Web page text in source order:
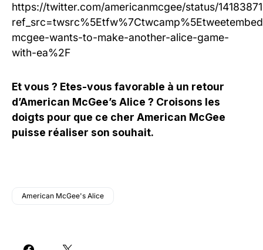
https://twitter.com/americanmcgee/status/
mcgee-wants-to-make-another-alice-game-
with-ea%2F
Et vous ? Etes-vous favorable à un retour
d’American McGee’s Alice ? Croisons les
doigts pour que ce cher American McGee
puisse réaliser son souhait.
American McGee's Alice